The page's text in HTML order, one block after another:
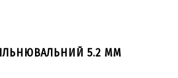
5.2 ММ